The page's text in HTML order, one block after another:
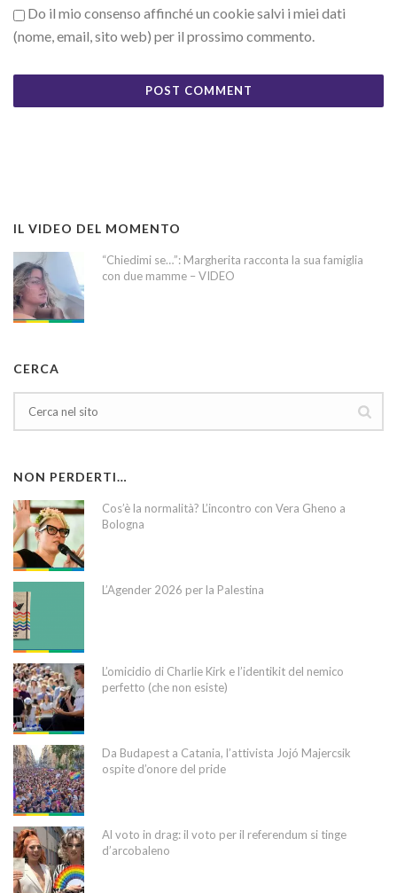
Do il mio consenso affinché un cookie salvi i miei dati
(nome, email, sito web) per il prossimo commento.
IL VIDEO DEL MOMENTO
“Chiedimi se…”: Margherita racconta la sua famiglia
con due mamme – VIDEO
CERCA
NON PERDERTI…
Cos’è la normalità? L’incontro con Vera Gheno a
Bologna
L’Agender 2026 per la Palestina
L’omicidio di Charlie Kirk e l’identikit del nemico
perfetto (che non esiste)
Da Budapest a Catania, l’attivista Jojó Majercsik
ospite d’onore del pride
Al voto in drag: il voto per il referendum si tinge
d’arcobaleno